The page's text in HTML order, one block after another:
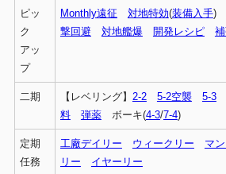
ピッ
ク
アッ
プ
Monthly遠征 対地特効(装備入手)
撃回避
対地艦爆 開発レシピ
二期 【レベリング】 2-2 5-2空襲 5-3
料
弾薬ボーキ(4-3/7-4)
定期
任務
工廠デイリー ウィークリー マ
リー
イヤーリー